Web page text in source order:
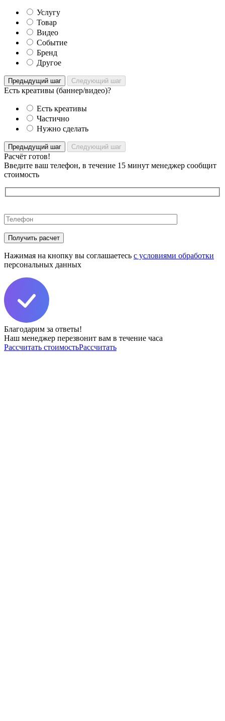
Услугу
Товар
Видео
Событие
Бренд
Другое
Предыдущий шаг Следующий шаг
Есть креативы (баннер/видео)?
Есть креативы
Частично
Нужно сделать
Предыдущий шаг Следующий шаг
Расчёт готов!
Введите ваш телефон, в течение 15 минут менеджер сообщит
стоимость
это
пустым.
Нажимая на кнопку вы соглашаетесь с условиями обработки
персональных данных
Благодарим за ответы!
Наш менеджер перезвонит вам в течение часа
Рассчитать стоимостьРассчитать